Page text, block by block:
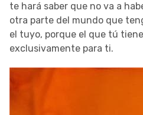
te hará saber que no va a
otra parte del mundo que
el tuyo, porque el que tú
exclusivamente para ti.